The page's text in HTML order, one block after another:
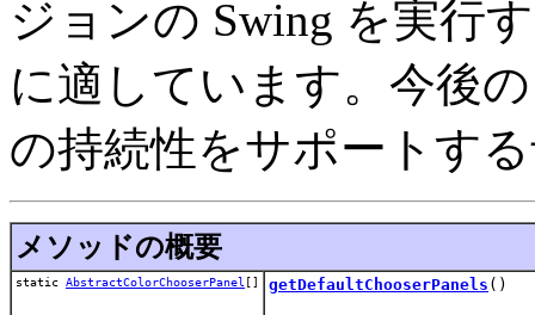
ジョンの Swing を実行
に適しています。今後
の持続性をサポートす
メソッドの概要
static AbstractColorChooserPanel [] getDefaultChooserPanels ()